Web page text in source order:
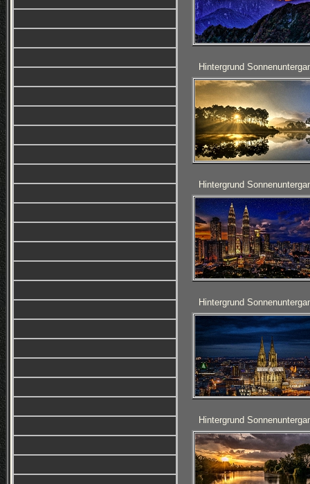
Hintergrund
Hintergrund
Hintergrund
Hintergrund